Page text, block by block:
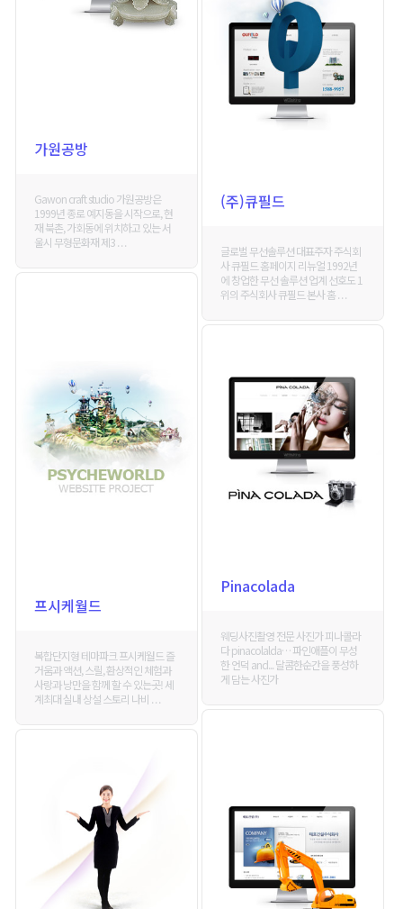
가원공방
Gawon craft studio 가원공방은
1999년 종로 예지동을 시작으로, 현
재 북촌, 가회동에 위치하고 있는 서
울시 무형문화재 제3 . . .
(주)큐필드
글로벌 무선솔루션 대표주자 주식회
사 큐필드 홈페이지 리뉴얼 1992년
에 창업한 무선 솔루션 업계 선호도 1
위의 주식회사 큐필드 본사 홈 . . .
프시케월드
복합단지형 테마파크 프시케월드 즐
거움과 액션, 스릴, 환상적인 체험과
사랑과 낭만을 함께 할 수 있는곳! 세
계최대 실내 상설 스토리 나비 . . .
Pinacolada
웨딩사진촬영 전문 사진가 피나콜라
다 pinacolalda… 파인애플이 무성
한 언덕 and... 달콤한순간을 풍성하
게 담는 사진가